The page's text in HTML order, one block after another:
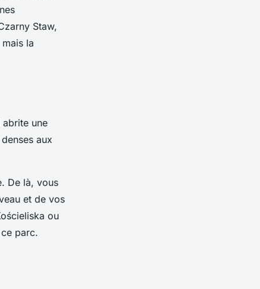
Staw,
la
une
aux
De là, vous
et de vos
ou
parc.